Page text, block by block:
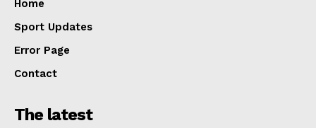
Home
Sport Updates
Error Page
Contact
The latest